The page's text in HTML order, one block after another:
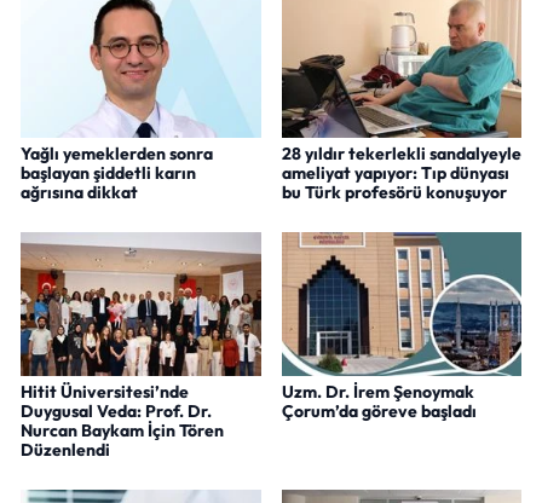
Yağlı yemeklerden sonra
başlayan şiddetli karın
ağrısına dikkat
28 yıldır tekerlekli sandalyeyle
ameliyat yapıyor: Tıp dünyası
bu Türk profesörü konuşuyor
Hitit Üniversitesi’nde
Duygusal Veda: Prof. Dr.
Nurcan Baykam İçin Tören
Düzenlendi
Uzm. Dr. İrem Şenoymak
Çorum’da göreve başladı